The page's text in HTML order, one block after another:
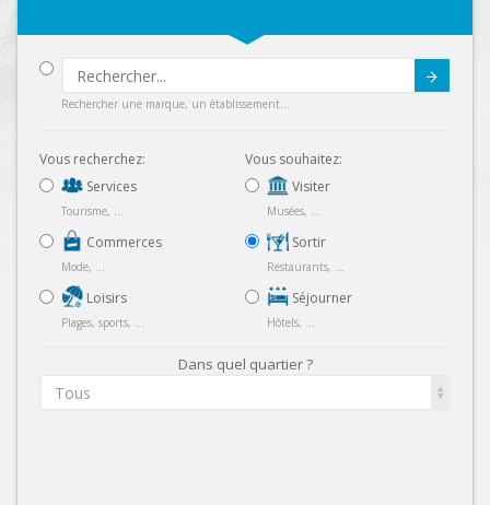
Rechercher une marque, un établissement...
Vous recherchez:
Services
Tourisme, ...
Commerces
Mode, ...
Loisirs
Plages, sports, ...
Vous souhaitez:
Visiter
Musées, ...
Sortir
Restaurants, ...
Séjourner
Hôtels, ...
Dans quel quartier ?
Tous